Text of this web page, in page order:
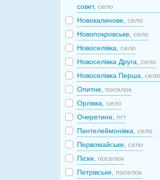
совет,село
Новокалинове,село
Новопокровське,село
Новоселівка,село
Новоселівка Друга,село
Новоселівка Перша,село
Опитне, поселок
Орлівка,село
Очеретине, пгт
Пантелеймонівка,село
Первомайське,село
Піски, поселок
Петрівське, поселок